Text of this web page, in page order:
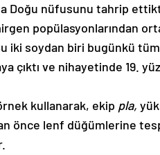
Doğu nüfusunu tahrip
popülasyonlarından
iki soydan biri bugünkü tüm
çıktı ve nihayetinde 19.
kullanarak, ekip pla,
önce lenf düğümlerine